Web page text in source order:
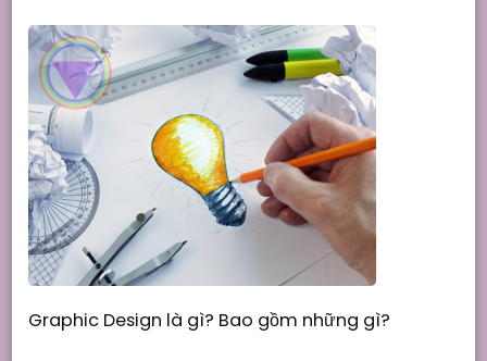
Graphic Design là gì? Bao gồm những gì?